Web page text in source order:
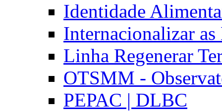
Identidade
Internacionalizar
Linha Regenerar
OTSMM -
PEPAC | DLBC